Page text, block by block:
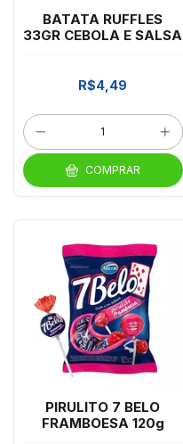
BATATA RUFFLES
33GR CEBOLA E SALSA
R$4,49
COMPRAR
PIRULITO 7 BELO
FRAMBOESA 120g